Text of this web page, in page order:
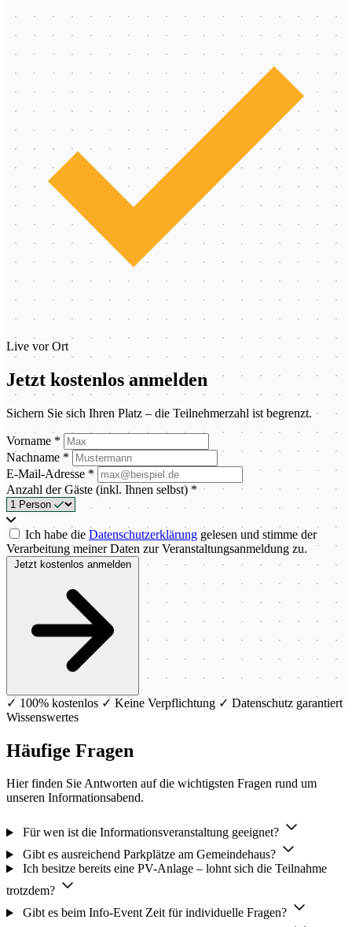
Live vor Ort
Jetzt kostenlos anmelden
Sichern Sie sich Ihren Platz – die Teilnehmerzahl ist begrenzt.
Vorname *
Nachname *
E-Mail-Adresse *
Anzahl der Gäste (inkl. Ihnen selbst) *
Ich habe die Datenschutzerklärung gelesen und stimme der
Verarbeitung meiner Daten zur Veranstaltungsanmeldung zu.
Jetzt kostenlos anmelden
✓ 100% kostenlos ✓ Keine Verpflichtung ✓ Datenschutz garantiert
Wissenswertes
Häufige Fragen
Hier finden Sie Antworten auf die wichtigsten Fragen rund um
unseren Informationsabend.
Für wen ist die Informationsveranstaltung geeignet?
Gibt es ausreichend Parkplätze am Gemeindehaus?
Ich besitze bereits eine PV-Anlage – lohnt sich die Teilnahme
trotzdem?
Gibt es beim Info-Event Zeit für individuelle Fragen?